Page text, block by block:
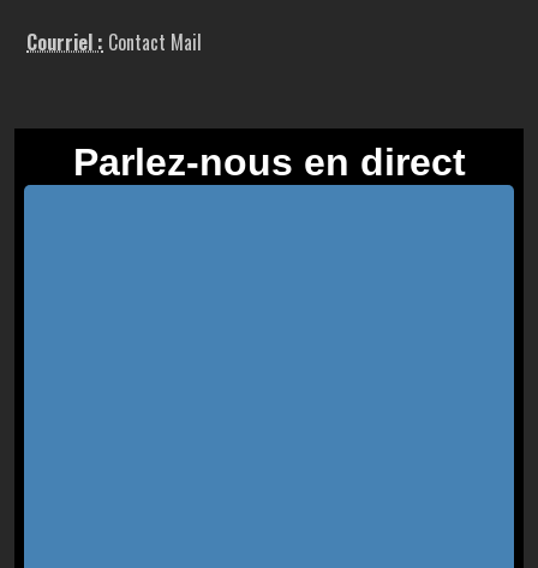
Courriel : Contact Mail